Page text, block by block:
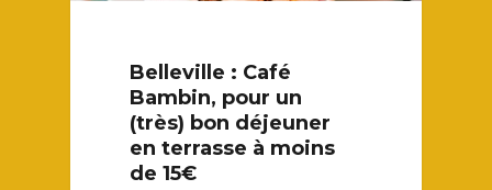
Belleville : Café
Bambin, pour un
(très) bon déjeuner
en terrasse à moins
de 15€